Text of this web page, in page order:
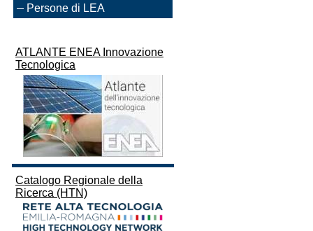
Persone di LEA
ATLANTE ENEA Innovazione
Tecnologica
Catalogo Regionale della
Ricerca (HTN)